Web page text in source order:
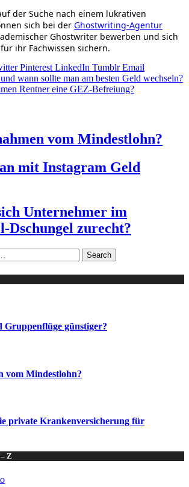
der Suche nach einem lukrativen
sich bei der Ghostwriting-Agentur
Ghostwriter bewerben und sich
ihr Fachwissen sichern.
Pinterest LinkedIn Tumblr Email
wann sollte man am besten Geld wechseln?
Rentner eine GEZ-Befreiung?
vom Mindestlohn?
mit Instagram Geld
Unternehmer im
Dschungel zurecht?
Gruppenflüge günstiger?
vom Mindestlohn?
private Krankenversicherung für
Z